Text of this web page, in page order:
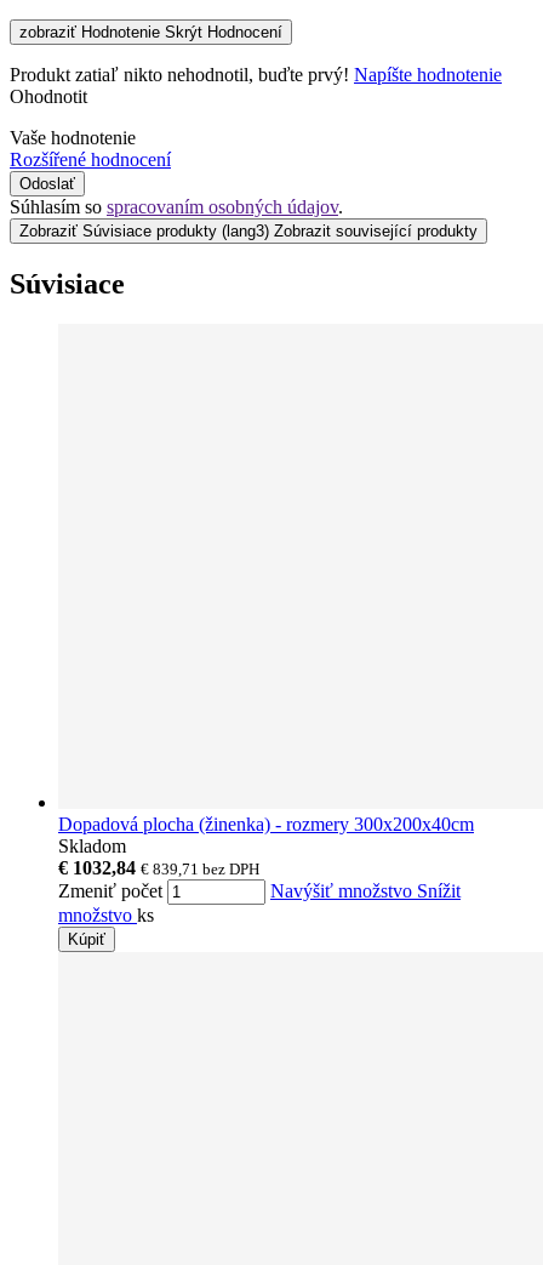
zobraziť Hodnotenie Skrýt Hodnocení
Produkt zatiaľ nikto nehodnotil, buďte prvý! Napíšte hodnotenie
Ohodnotit
Vaše hodnotenie
Rozšířené hodnocení
Odoslať
Súhlasím so spracovaním osobných údajov.
Zobraziť Súvisiace produkty (lang3) Zobrazit související produkty
Súvisiace
Dopadová plocha (žinenka) - rozmery 300x200x40cm
Skladom
€ 1032,84 € 839,71 bez DPH
Zmeniť počet Navýšiť množstvo Snížit
množstvo ks
Kúpiť